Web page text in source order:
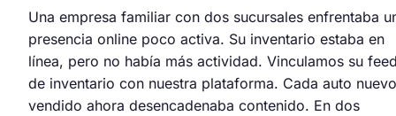
Una empresa familiar con dos sucursales enfrentaba
presencia online poco activa. Su inventario estaba en
línea, pero no había más actividad. Vinculamos su
de inventario con nuestra plataforma. Cada auto
vendido ahora desencadenaba contenido. En dos